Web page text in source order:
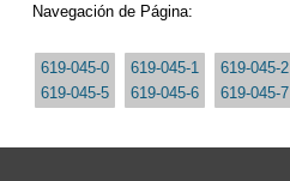
Navegación de Página:
619-045-0 619-045-1 619-045-2
619-045-5
619-045-6 619-045-7